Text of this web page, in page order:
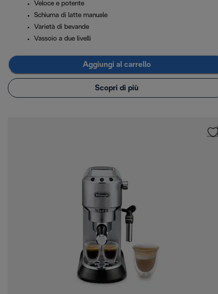
Veloce e potente
Schiuma di latte manuale
Varietà di bevande
Vassoio a due livelli
Aggiungi al carrello
Scopri di più